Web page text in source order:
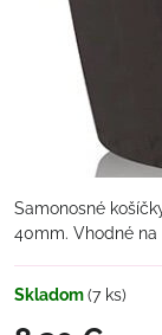
Samonosné
40mm. Vhodné na
Skladom(7ks)